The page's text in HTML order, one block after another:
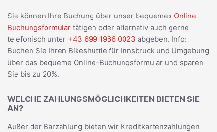
Sie können Ihre Buchung über unser bequemes Online-
Buchungsformular tätigen oder alternativ auch gerne
telefonisch unter +43 699 1966 0023 abgeben. Info:
Buchen Sie Ihren Bikeshuttle für Innsbruck und Umgebung
über das bequeme Online-Buchungsformular und sparen
Sie bis zu 20%.
WELCHE ZAHLUNGSMÖGLICHKEITEN BIETEN SIE
AN?
Außer der Barzahlung bieten wir Kreditkartenzahlungen